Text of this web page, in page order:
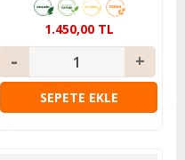
1.450,00 TL
SEPETE EKLE